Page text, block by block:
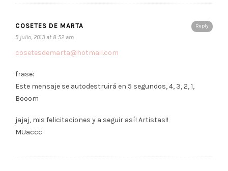
Reply
COSETES DE MARTA
5 julio, 2013 at 8:52 am
cosetesdemarta@hotmail.com
frase:
Este mensaje se autodestruirá en 5 segundos, 4, 3, 2, 1,
Booom
jajaj, mis felicitaciones y a seguir así! Artistas!!
MUaccc